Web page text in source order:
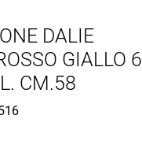
DALIE
GIALLO 6
CM.58